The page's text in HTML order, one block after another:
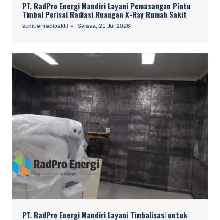
PT. RadPro Energi Mandiri Layani Pemasangan Pintu
Timbal Perisai Radiasi Ruangan X-Ray Rumah Sakit
sumber radioaktif Selasa, 21 Jul 2026
PT. RadPro Energi Mandiri Layani Timbalisasi untuk